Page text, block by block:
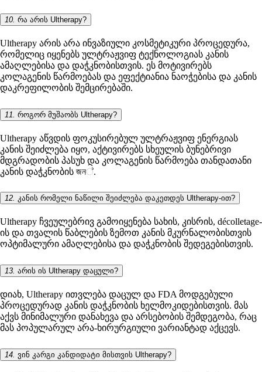
10. რა არის Ultherapy?
Ultherapy არის არა ინვაზიული კოსმეტიკური პროცედურა,
რომელიც იყენებს ულტრაჟვიფ ტექნოლოგიას კანის
ამაღლებისა და დაჭკნობისთვის. ეს მოტივირებს
კოლაგენის წარმოებას და ეფექტიანია ნაოჭებისა და კანის
დაკრეფილობის შემცირებაში.
11. როგორ მუშაობს Ultherapy?
Ultherapy აწვდის ფოკუსირებულ ულტრაჟვიფ ენერგიას
კანის შეიძლება იყო, აქტივირებს სხეულის ბუნებრივი
მდგრადობის პასუხ და კოლაგენის წარმოება თანდათანი
კანის დაჭკნობის জন්.
12. კანის რომელი ნაწილი შეიძლება დაკეთდეს Ultherapy-ით?
Ultherapy ჩვეულებრივ გამოიყენება სახის, კისრის, décolletage-
ის და თვალის წაბლების ზემოთ კანის მკურნალობისთვის
ოპტიმალური ამაღლებისა და დაჭკნობის შედეგებისთვის.
13. არის ის Ultherapy დაცული?
დიახ, Ultherapy ითვლება დაცულ და FDA მოდგებული
პროცედურად კანის დაჭკნობის ხელმოკიდებისთვის. მას
აქვს მინიმალური დანახევა და არსებობის შემდეგობა, რაც
მას პოპულარულ არა-ხირურგიული ვარიანტად აქცევს.
14. ვინ კარგი კანდიდატი მისთვის Ultherapy?